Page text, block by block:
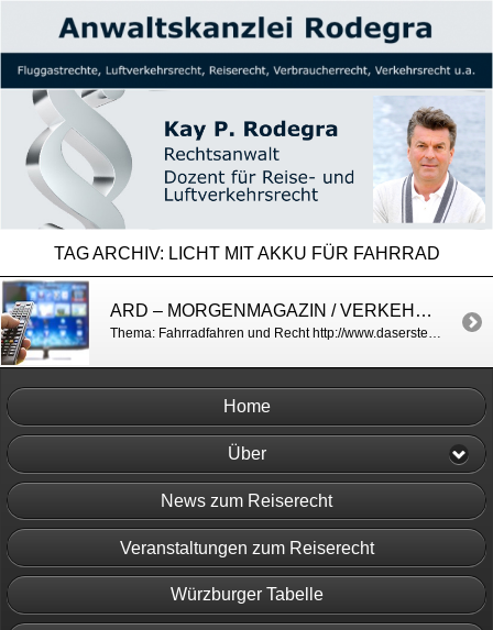
TAG ARCHIV: LICHT MIT AKKU FÜR FAHRRAD
ARD – MORGENMAGAZIN / VERKEHRSRECHT
Thema: Fahrradfahren und Recht http://www.daserste.de/information/politik-weltgeschehen/morgenmagazin/videos/service-radfahren-und-recht-104.html
Home
Über
News zum Reiserecht
Veranstaltungen zum Reiserecht
Würzburger Tabelle